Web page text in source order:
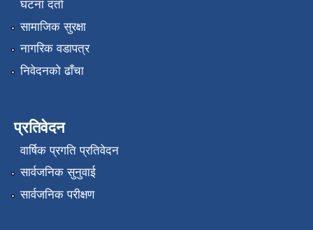
घटना दर्ता
सामाजिक सुरक्षा
नागरिक वडापत्र
निवेदनको ढाँचा
प्रतिवेदन
वार्षिक प्रगति प्रतिवेदन
सार्वजनिक सुनुवाई
सार्वजनिक परीक्षण